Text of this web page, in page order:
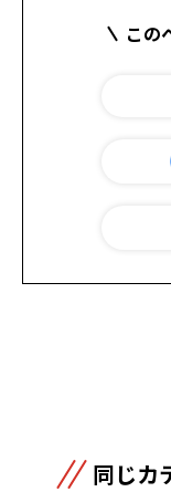
この
同じカ